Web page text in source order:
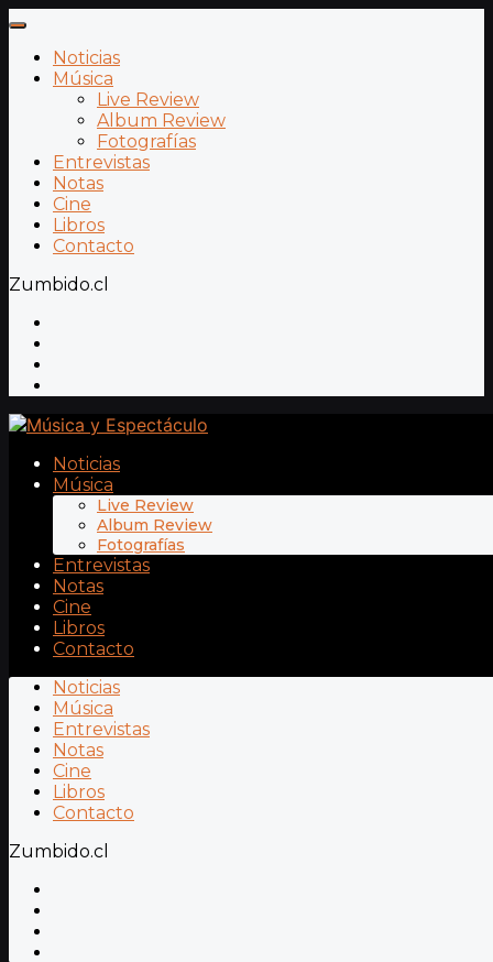
Noticias
Música
Live Review
Album Review
Fotografías
Entrevistas
Notas
Cine
Libros
Contacto
Zumbido.cl
Noticias
Música
Live Review
Album Review
Fotografías
Entrevistas
Notas
Cine
Libros
Contacto
Noticias
Música
Entrevistas
Notas
Cine
Libros
Contacto
Zumbido.cl